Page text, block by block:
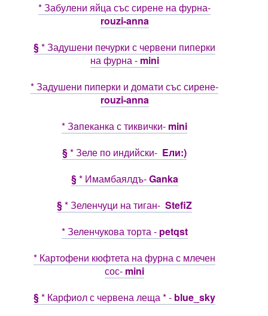
* Забулени яйца със сирене на фурна-
rouzi-anna
§* Задушени печурки с червени пиперки
на фурна - mini
* Задушени пиперки и домати със сирене-
rouzi-anna
* Зaпеканка с тиквички- mini
§* Зеле по индийски- Eли:)
§* Имамбаялдъ-Ganka
§* Зеленчуци на тиган- StefiZ
* Зеленчукова торта - petqst
* Картофени кюфтета на фурна с млечен
сос- mini
§* Карфиол с червена леща * - blue_sky